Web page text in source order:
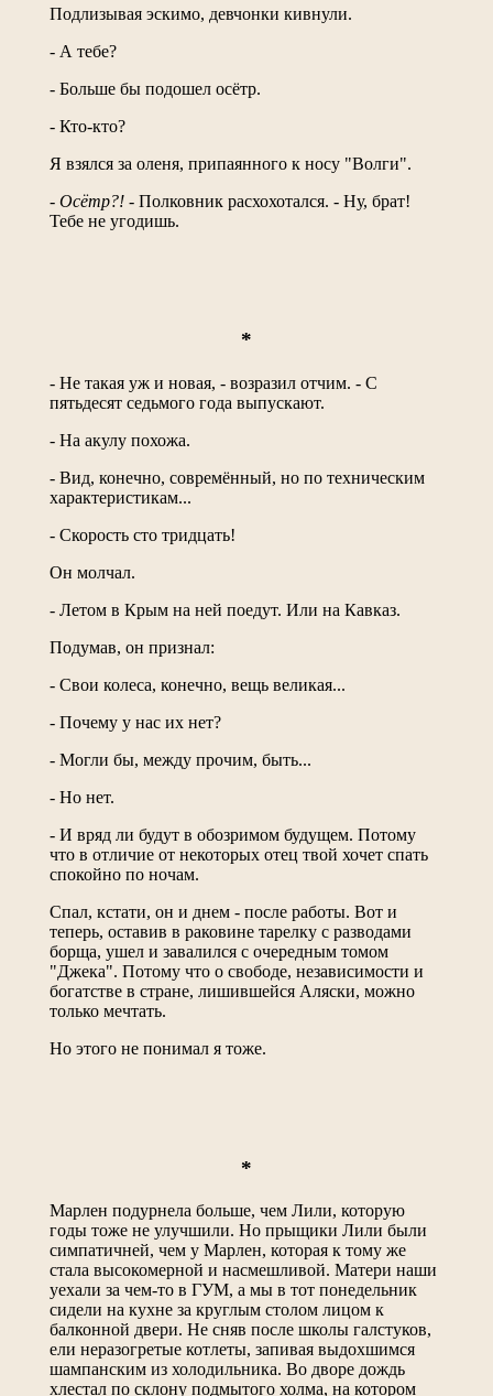
Подлизывая эскимо, девчонки кивнули.
- А тебе?
- Больше бы подошел осётр.
- Кто-кто?
Я взялся за оленя, припаянного к носу "Волги".
- Осётр?! - Полковник расхохотался. - Ну, брат!
Тебе не угодишь.
*
- Не такая уж и новая, - возразил отчим. - С
пятьдесят седьмого года выпускают.
- На акулу похожа.
- Вид, конечно, совремённый, но по техническим
характеристикам...
- Скорость сто тридцать!
Он молчал.
- Летом в Крым на ней поедут. Или на Кавказ.
Подумав, он признал:
- Свои колеса, конечно, вещь великая...
- Почему у нас их нет?
- Могли бы, между прочим, быть...
- Но нет.
- И вряд ли будут в обозримом будущем. Потому
что в отличие от некоторых отец твой хочет спать
спокойно по ночам.
Спал, кстати, он и днем - после работы. Вот и
теперь, оставив в раковине тарелку с разводами
борща, ушел и завалился с очередным томом
"Джека". Потому что о свободе, независимости и
богатстве в стране, лишившейся Аляски, можно
только мечтать.
Но этого не понимал я тоже.
*
Марлен подурнела больше, чем Лили, которую
годы тоже не улучшили. Но прыщики Лили были
симпатичней, чем у Марлен, которая к тому же
стала высокомерной и насмешливой. Матери наши
уехали за чем-то в ГУМ, а мы в тот понедельник
сидели на кухне за круглым столом лицом к
балконной двери. Не сняв после школы галстуков,
ели неразогретые котлеты, запивая выдохшимся
шампанским из холодильника. Во дворе дождь
хлестал по склону подмытого холма, на котором